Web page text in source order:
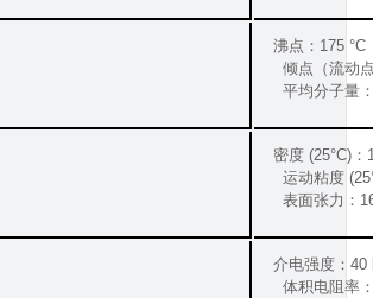
沸点：175 °C
倾点（流动
平均分子量
密度 (25°C)
运动粘度
表面张力：
介电强度：
体积电阻率